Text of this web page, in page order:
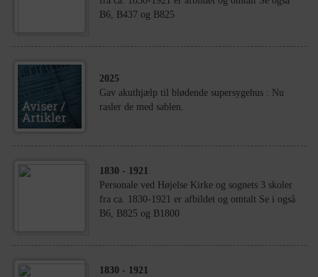
B6, B437 og B825
2025
Gav akuthjælp til blødende supersygehus : Nu
rasler de med sablen.
1830 - 1921
Personale ved Højelse Kirke og sognets 3 skoler
fra ca. 1830-1921 er afbildet og omtalt Se i også
B6, B825 og B1800
1830 - 1921